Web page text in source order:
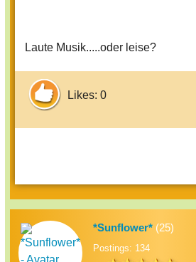
Laute Musik.....oder leise?
Likes: 0
*Sunflower* (25)
Postings: 134